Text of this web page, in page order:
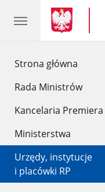
Strona główna
Rada Ministrów
Kancelaria Premiera
Ministerstwa
Urzędy, instytucje
i placówki RP